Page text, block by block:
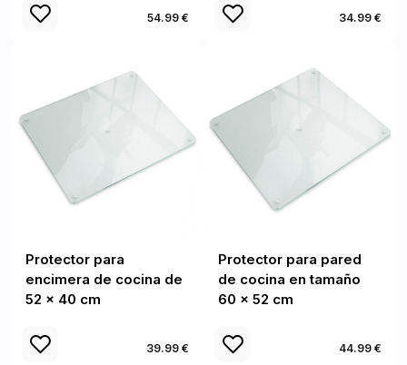
54.99 € 34.99 €
Protector para
encimera de cocina de
52 x 40 cm
39.99 €
Protector para pared
de cocina en tamaño
60 x 52 cm
44.99 €